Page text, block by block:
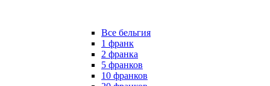
Все бельгия
1 франк
2 франка
5 франков
10 франков